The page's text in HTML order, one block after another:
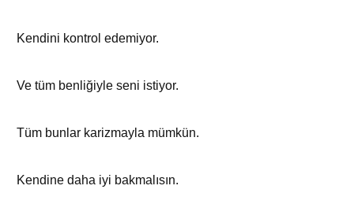
Kendini kontrol edemiyor.
Ve tüm benliğiyle seni istiyor.
Tüm bunlar karizmayla mümkün.
Kendine daha iyi bakmalısın.